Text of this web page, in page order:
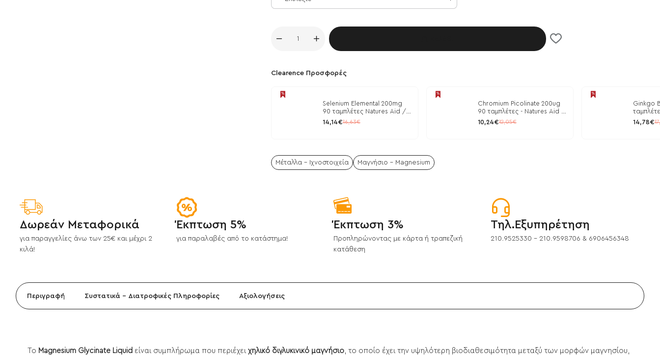
Clearence Προσφορές
Selenium Elemental 200mg
90 ταμπλέτες Natures Aid /
Μέταλλα
14,14€16,63€
Chromium Picolinate 200ug
90 ταμπλέτες - Natures Aid /
Ρύθμιση Γλυκόζης
10,24€12,05€
Ginkgo
14,78€
Μέταλλα - Ιχνοστοιχεία Μαγνήσιο - Magnesium
Δωρεάν Μεταφορικά
για παραγγελίες άνω των 25€ και μέχρι 2
κιλά!
Έκπτωση 5%
για παραλαβές από το κατάστημα!
Έκπτωση 3%
Προπληρώνοντας με κάρτα ή τραπεζική
κατάθεση
Τηλ.Εξυπηρέτηση
210.9525330 - 210.9598706 & 6906456348
Περιγραφή Συστατικά - Διατροφικές Πληροφορίες Αξιολογήσεις
Το Magnesium Glycinate Liquid είναι συμπλήρωμα που περιέχει χηλικό διγλυκινικό μαγνήσιο , το οποίο έχει την υψηλότερη βιοδιαθεσιμότητα μεταξύ των μορφών μαγνησίου,